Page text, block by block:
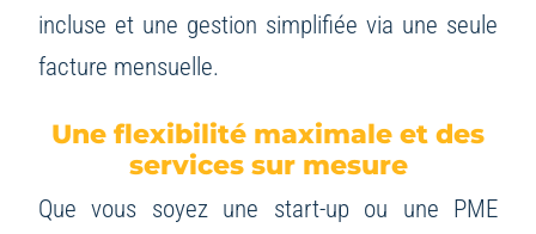
incluse et une gestion simplifiée via une seule
facture mensuelle.
Une flexibilité maximale et des
services sur mesure
Que vous soyez une start-up ou une PME